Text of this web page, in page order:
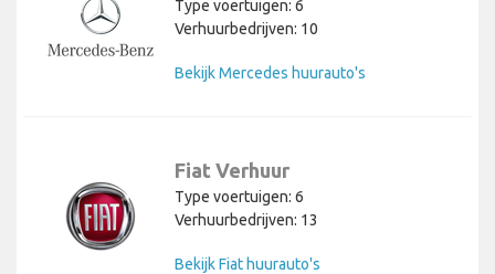
Type voertuigen: 6
Verhuurbedrijven: 10
Bekijk Mercedes huurauto's
Fiat Verhuur
Type voertuigen: 6
Verhuurbedrijven: 13
Bekijk Fiat huurauto's